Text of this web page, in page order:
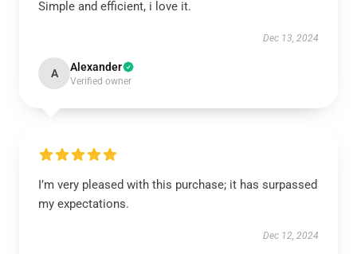
Simple and efficient, i love it.
Dec 13, 2024
A Alexander
Verified owner
I’m very pleased with this purchase; it has surpassed
my expectations.
Dec 12, 2024